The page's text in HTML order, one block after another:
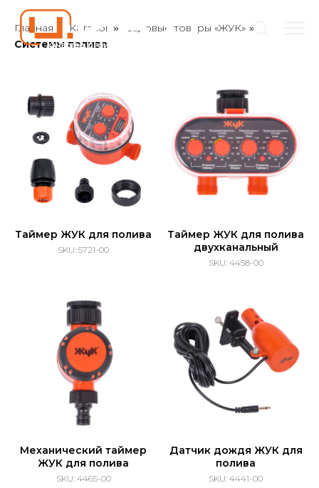
Главная Каталог » Садовые товары «ЖУК» »
Системы полива
Таймер ЖУК для полива
SKU: 5721-00
Таймер ЖУК для полива
двухканальный
SKU: 4458-00
Механический таймер
ЖУК для полива
SKU: 4465-00
Датчик дождя ЖУК для
полива
SKU: 4441-00